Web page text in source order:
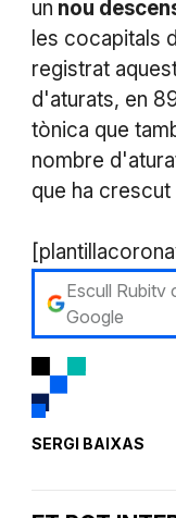
un nou
les cocapitals
registrat
d'aturats, en
tònica que
nombre
que ha
Escull Rubitv
Google
SERGI BAIXAS